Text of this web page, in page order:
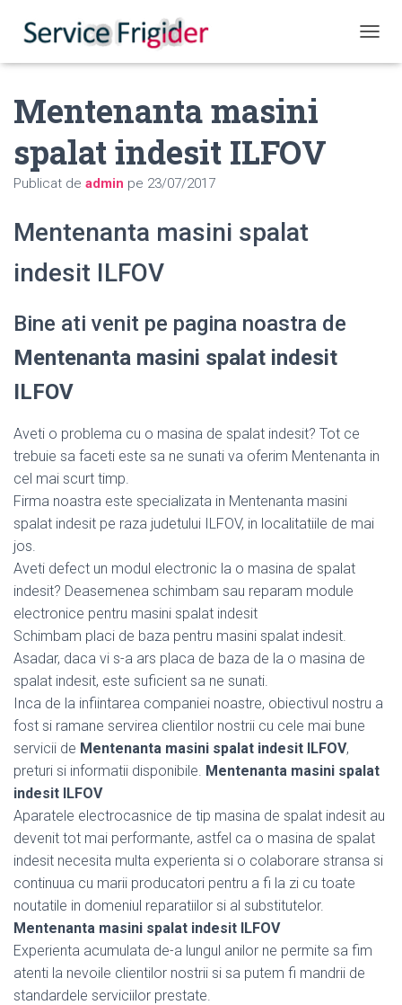
Mentenanta masini
spalat indesit ILFOV
Publicat de admin pe 23/07/2017
Mentenanta masini spalat
indesit ILFOV
Bine ati venit pe pagina noastra de
Mentenanta masini spalat indesit
ILFOV
Aveti o problema cu o masina de spalat indesit? Tot ce
trebuie sa faceti este sa ne sunati va oferim Mentenanta in
cel mai scurt timp.
Firma noastra este specializata in Mentenanta masini
spalat indesit pe raza judetului ILFOV, in localitatiile de mai
jos.
Aveti defect un modul electronic la o masina de spalat
indesit? Deasemenea schimbam sau reparam module
electronice pentru masini spalat indesit
Schimbam placi de baza pentru masini spalat indesit.
Asadar, daca vi s-a ars placa de baza de la o masina de
spalat indesit, este suficient sa ne sunati.
Inca de la infiintarea companiei noastre, obiectivul nostru a
fost si ramane servirea clientilor nostrii cu cele mai bune
servicii de Mentenanta masini spalat indesit ILFOV,
preturi si informatii disponibile. Mentenanta masini spalat
indesit ILFOV
Aparatele electrocasnice de tip masina de spalat indesit au
devenit tot mai performante, astfel ca o masina de spalat
indesit necesita multa experienta si o colaborare stransa si
continuua cu marii producatori pentru a fi la zi cu toate
noutatile in domeniul reparatiilor si al substitutelor.
Mentenanta masini spalat indesit ILFOV
Experienta acumulata de-a lungul anilor ne permite sa fim
atenti la nevoile clientilor nostrii si sa putem fi mandrii de
standardele serviciilor prestate.